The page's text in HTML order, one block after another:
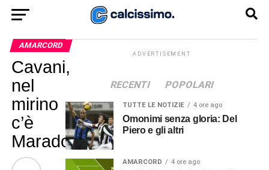
AMARCORD
Cavani,
nel
mirino
c’è
Maradona
ADVERTISEMENT
RECENTI POPOLARI
TUTTE LE NOTIZIE 4 ore ago
Omonimi senza gloria: Del
Piero e gli altri
AMARCORD 4 ore ago